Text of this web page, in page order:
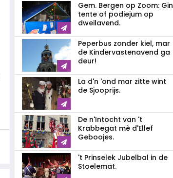
Gem. Bergen op Zoom: Gin
tente of podiejum op
dweilavend.
Peperbus zonder kiel, mar
de Kindervastenavend ga
deur!
La d'n 'ond mar zitte wint
de Sjooprijs.
De n'Intocht van 't
Krabbegat mè d'Ellef
Geboojes.
't Prinselek Jubelbal in de
Stoelemat.